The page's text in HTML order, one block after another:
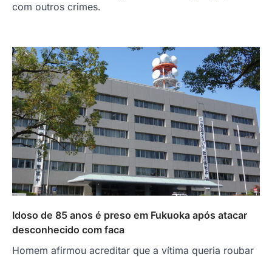
com outros crimes.
Idoso de 85 anos é preso em Fukuoka após atacar
desconhecido com faca
Homem afirmou acreditar que a vítima queria roubar